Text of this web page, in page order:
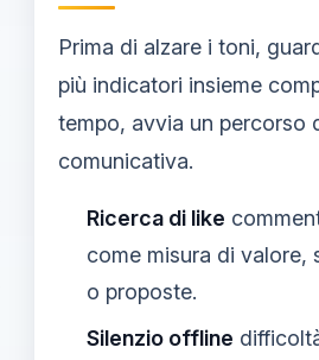
Prima di alzare i toni,
più indicatori insieme
tempo, avvia un percorso
comunicativa.
Ricerca di like
come misura di valore,
o proposte.
Silenzio offline